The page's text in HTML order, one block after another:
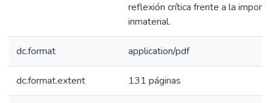
reflexión crítica frente a la
inmaterial.
dc.format application/pdf
dc.format.extent 131 páginas